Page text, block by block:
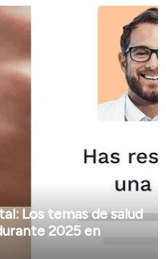
millone...
Los temas de salud
2025 en